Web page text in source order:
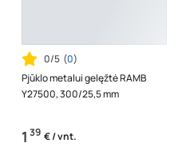
0/5 (0)
Pjūklo metalui gelęžtė RAMB
Y27500, 300/25,5 mm
1 39 € / vnt.